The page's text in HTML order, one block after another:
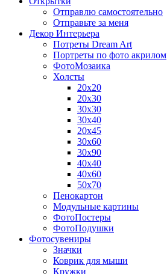
Отправлю самостоятельно
Отправьте за меня
Декор Интерьера
Потреты Dream Art
Портреты по фото акрилом
ФотоМозаика
Холсты
20х20
20х30
30х30
30х40
20х45
30х60
30х90
40х40
40х60
50х70
Пенокартон
Модульные картины
ФотоПостеры
ФотоПодушки
Фотоcувениры
Значки
Коврик для мыши
Кружки